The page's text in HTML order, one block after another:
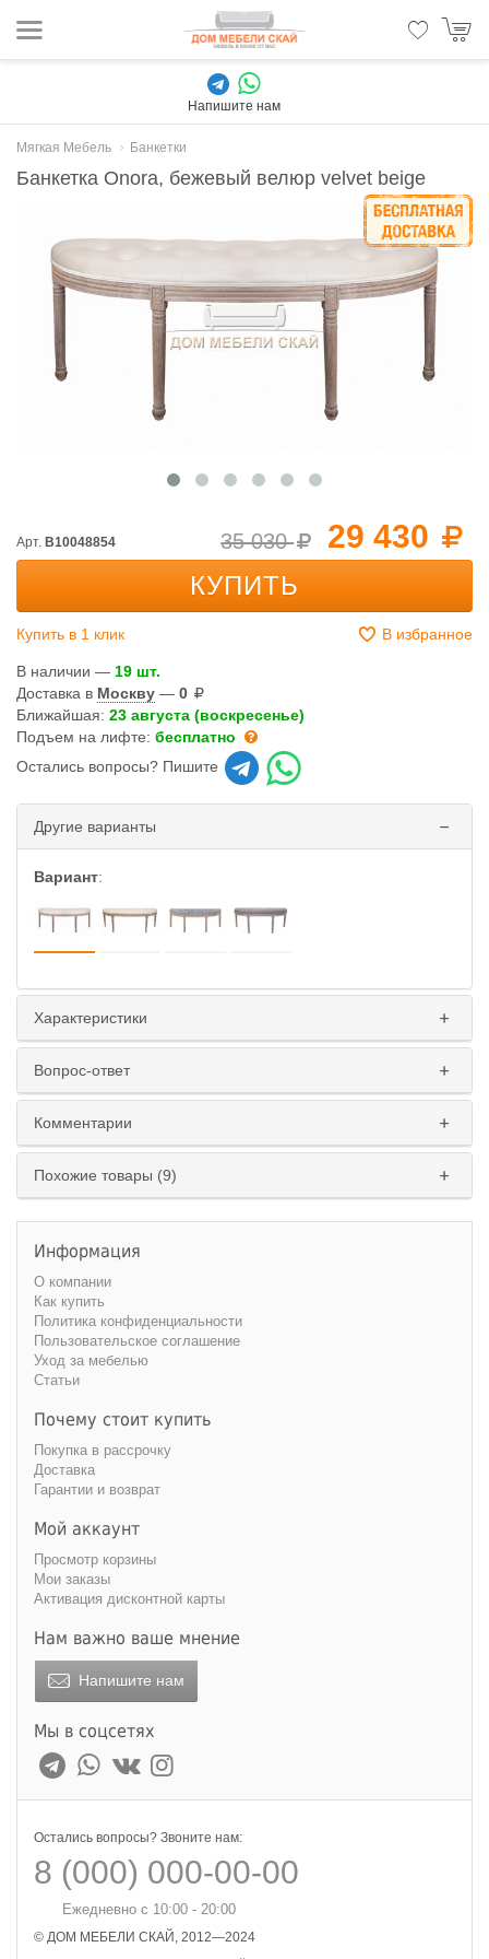
Напишите нам
Мягкая Мебель Банкетки
Банкетка Onora, бежевый велюр velvet beige
29 430
35 030
Арт. B10048854
КУПИТЬ
Купить в 1 клик В избранное
В наличии — 19 шт.
Доставка в Москву — 0
Ближайшая: 23 августа (воскресенье)
Подъем на лифте: бесплатно
Остались вопросы? Пишите
Другие варианты
Вариант:
Характеристики
Вопрос-ответ
Комментарии
Похожие товары (9)
Информация
О компании
Как купить
Политика конфиденциальности
Пользовательское соглашение
Уход за мебелью
Статьи
Почему стоит купить
Покупка в рассрочку
Доставка
Гарантии и возврат
Мой аккаунт
Просмотр корзины
Мои заказы
Активация дисконтной карты
Нам важно ваше мнение
Напишите нам
Мы в соцсетях
Остались вопросы? Звоните нам:
8 (000) 000-00-00
Ежедневно с 10:00 - 20:00
© ДОМ МЕБЕЛИ СКАЙ, 2012—2024